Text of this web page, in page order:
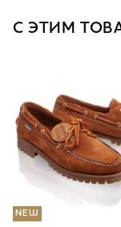
С ЭТИМ
NEW